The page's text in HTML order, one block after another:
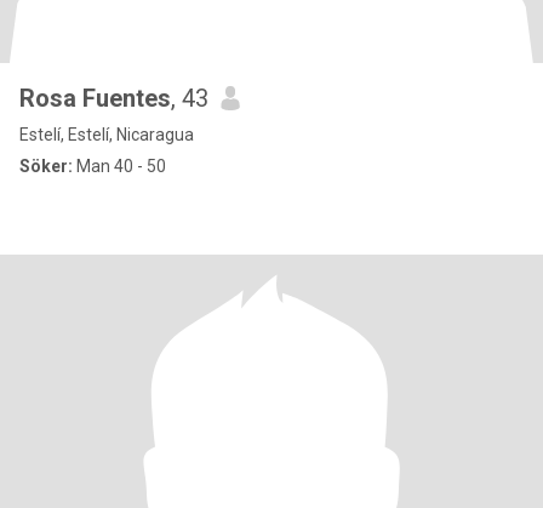
Rosa Fuentes, 43
Estelí, Estelí, Nicaragua
Söker: Man 40 - 50